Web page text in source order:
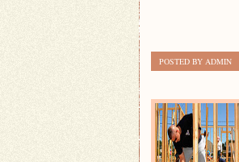
POSTED BY ADMIN